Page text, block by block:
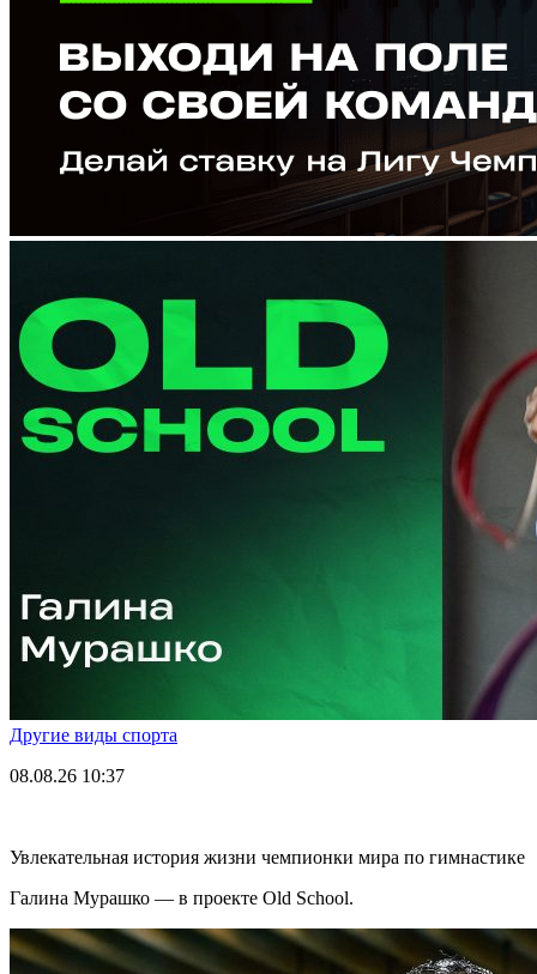
Другие виды спорта
08.08.26 10:37
Увлекательная история жизни чемпионки мира по гимнастике
Галина Мурашко — в проекте Old School.